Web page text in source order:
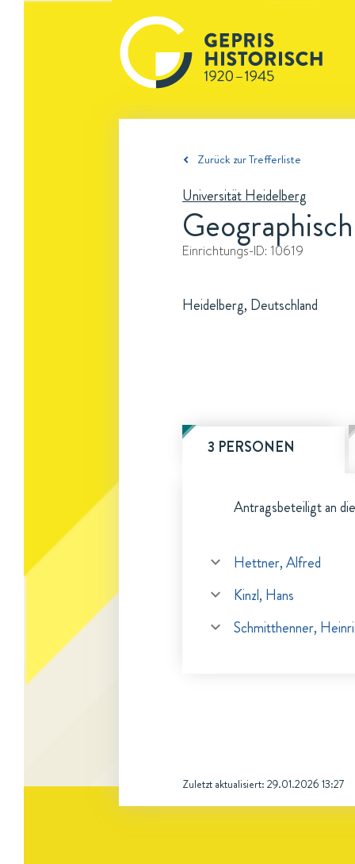
Zurück zur Trefferliste
Universität Heidelberg
Einrichtungs-ID: 10619
Heidelberg, Deutschland
3 PERSONEN
Antragsbeteiligt an
Hettner, Alfred
Kinzl, Hans
Schmitthenner,
Zuletzt aktualisiert: 29.01.2026 13:27